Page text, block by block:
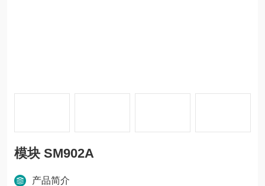
模块 SM902A
产品简介